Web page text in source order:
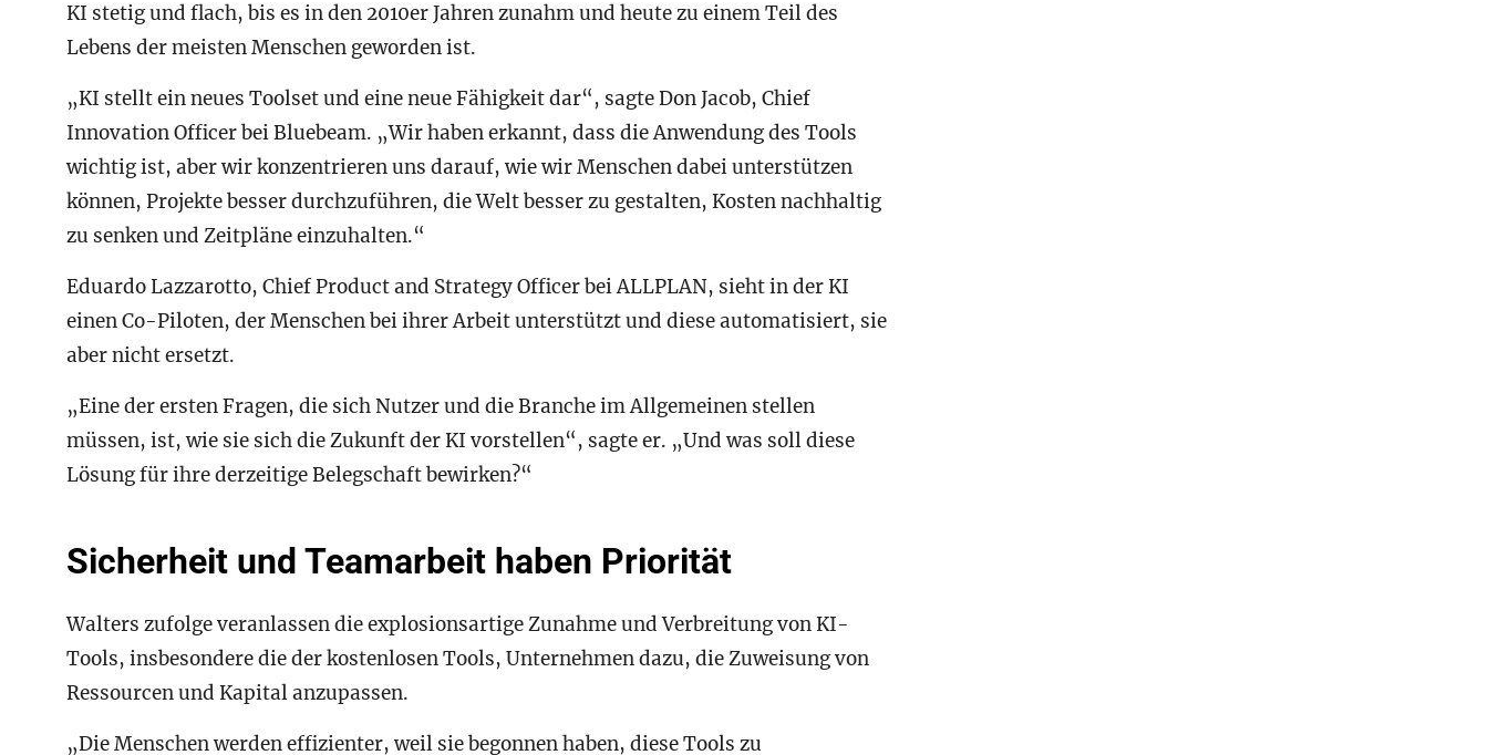
KI stetig und flach, bis es in den 2010er Jahren zunahm und heute zu einem Teil des
Lebens der meisten Menschen geworden ist.
„KI stellt ein neues Toolset und eine neue Fähigkeit dar“, sagte Don Jacob, Chief
Innovation Officer bei Bluebeam. „Wir haben erkannt, dass die Anwendung des Tools
wichtig ist, aber wir konzentrieren uns darauf, wie wir Menschen dabei unterstützen
können, Projekte besser durchzuführen, die Welt besser zu gestalten, Kosten nachhaltig
zu senken und Zeitpläne einzuhalten.“
Eduardo Lazzarotto, Chief Product and Strategy Officer bei ALLPLAN, sieht in der KI
einen Co-Piloten, der Menschen bei ihrer Arbeit unterstützt und diese automatisiert, sie
aber nicht ersetzt.
„Eine der ersten Fragen, die sich Nutzer und die Branche im Allgemeinen stellen
müssen, ist, wie sie sich die Zukunft der KI vorstellen“, sagte er. „Und was soll diese
Lösung für ihre derzeitige Belegschaft bewirken?“
Sicherheit und Teamarbeit haben Priorität
Walters zufolge veranlassen die explosionsartige Zunahme und Verbreitung von KI-
Tools, insbesondere die der kostenlosen Tools, Unternehmen dazu, die Zuweisung von
Ressourcen und Kapital anzupassen.
„Die Menschen werden effizienter, weil sie begonnen haben, diese Tools zu